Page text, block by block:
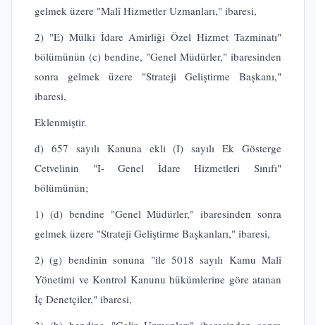
gelmek üzere "Malî Hizmetler Uzmanları," ibaresi,
2) "E) Mülki İdare Amirliği Özel Hizmet Tazminatı"
bölümünün (c) bendine, "Genel Müdürler," ibaresinden
sonra gelmek üzere "Strateji Geliştirme
Başkanı,"
ibaresi,
Eklenmiştir.
d) 657 sayılı Kanuna ekli (I) sayılı Ek Gösterge
Cetvelinin "I- Genel İdare Hizmetleri Sınıfı"
bölümünün;
1) (d) bendine "Genel Müdürler," ibaresinden sonra
gelmek üzere "Strateji Geliştirme Başkanları," ibaresi,
2) (g) bendinin sonuna "ile 5018 sayılı Kamu Malî
Yönetimi ve Kontrol Kanunu hükümlerine göre atanan
İç Denetçiler," ibaresi,